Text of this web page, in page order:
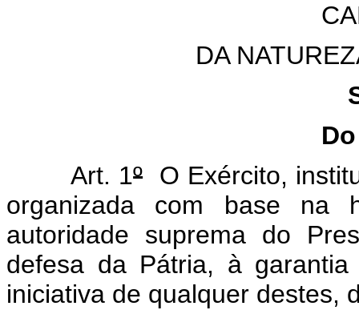
DA
Art. 1ºO Exército,
organizada com base na
autoridade suprema do
defesa da Pátria, à
iniciativa de qualquer destes,